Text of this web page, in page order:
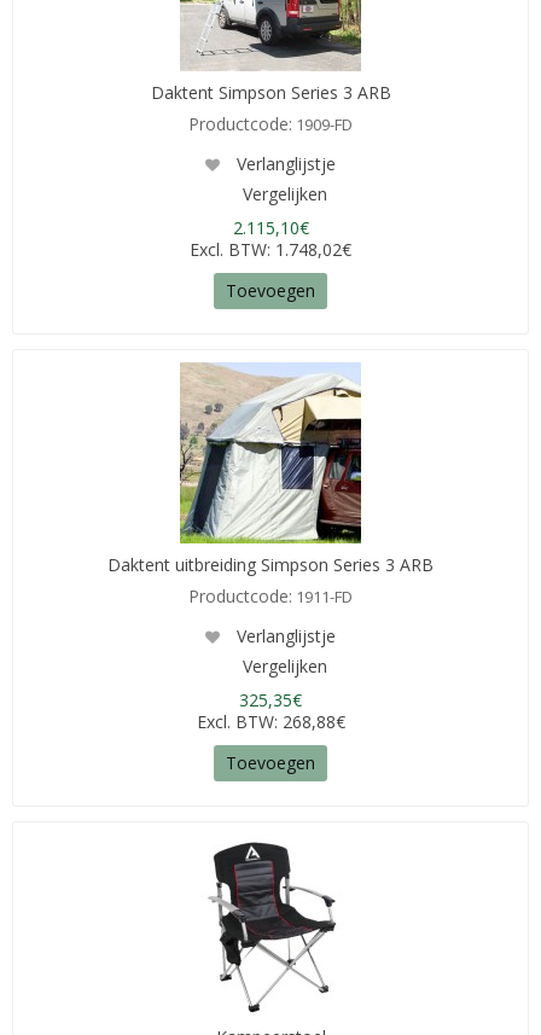
Daktent Simpson Series 3 ARB
Productcode: 1909-FD
Verlanglijstje
Vergelijken
2.115,10€
Excl. BTW: 1.748,02€
Toevoegen
Daktent uitbreiding Simpson Series 3 ARB
Productcode: 1911-FD
Verlanglijstje
Vergelijken
325,35€
Excl. BTW: 268,88€
Toevoegen